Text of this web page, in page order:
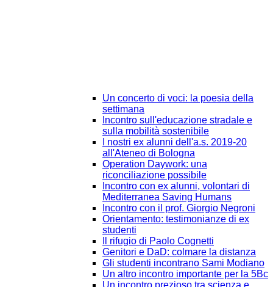
Un concerto di voci: la poesia della
settimana
Incontro sull'educazione stradale e
sulla mobilità sostenibile
I nostri ex alunni dell'a.s. 2019-20
all'Ateneo di Bologna
Operation Daywork: una
riconciliazione possibile
Incontro con ex alunni, volontari di
Mediterranea Saving Humans
Incontro con il prof. Giorgio Negroni
Orientamento: testimonianze di ex
studenti
Il rifugio di Paolo Cognetti
Genitori e DaD: colmare la distanza
Gli studenti incontrano Sami Modiano
Un altro incontro importante per la 5Bc